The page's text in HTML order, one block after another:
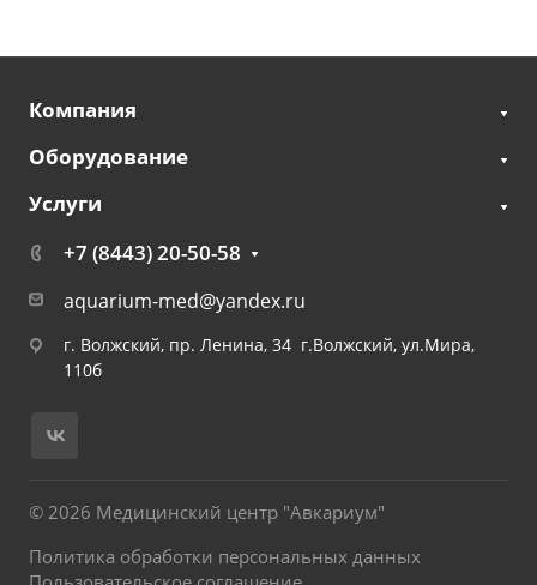
Компания
Оборудование
Услуги
+7 (8443) 20-50-58
aquarium-med@yandex.ru
г. Волжский, пр. Ленина, 34 г.Волжский, ул.Мира,
110б
© 2026 Медицинский центр "Авкариум"
Политика обработки персональных данных